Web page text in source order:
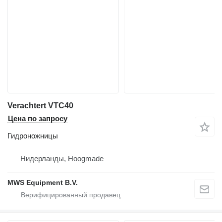
Verachtert VTC40
Цена по запросу
Гидроножницы
Нидерланды, Hoogmade
MWS Equipment B.V.